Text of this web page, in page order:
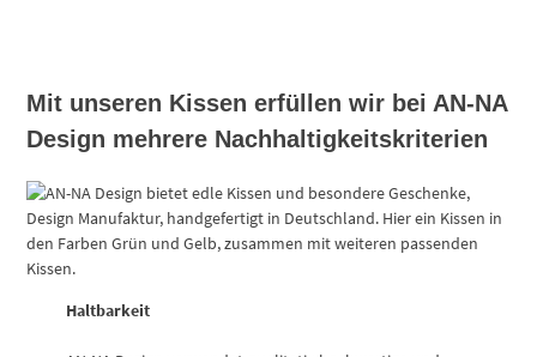
Mit unseren Kissen erfüllen wir bei AN-NA
Design mehrere Nachhaltigkeitskriterien
Haltbarkeit